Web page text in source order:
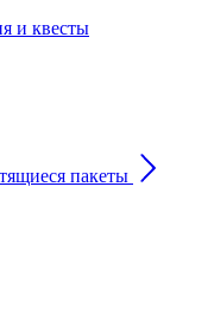
и квесты
пакеты